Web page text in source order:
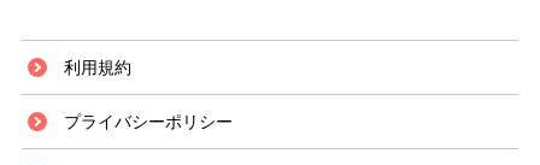
利用規約
プライバシーポリシー